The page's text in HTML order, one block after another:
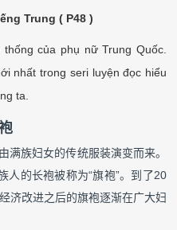
Trung ( P48 )
của phụ nữ Trung Quốc.
nhất trong seri luyện đọc hiểu
ta.
满族妇女的传统服装演变而来。
人的长袍被称为“旗袍”。到了20
济改进之后的旗袍逐渐在广大妇